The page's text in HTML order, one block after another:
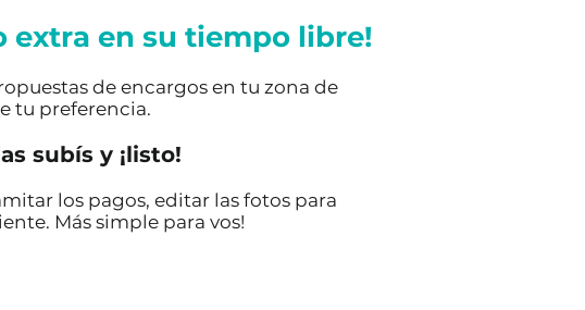
extra en su tiempo libre!
de encargos en tu zona de
tu preferencia.
subís y ¡listo!
los pagos, editar las fotos para
Más simple para vos!